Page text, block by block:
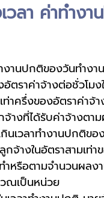
วลา ค่าทำง
งานปกติของวันทำง
ตราค่าจ้างต่อชั่วโม
ท่าครึ่งของอัตราค่า
จ้างที่ได้รับค่าจ้างตา
กินเวลาทำงานปกติข
กจ้างในอัตราสามเท่
ำหรือตามจำนวนผล
ณเป็นหน่วย